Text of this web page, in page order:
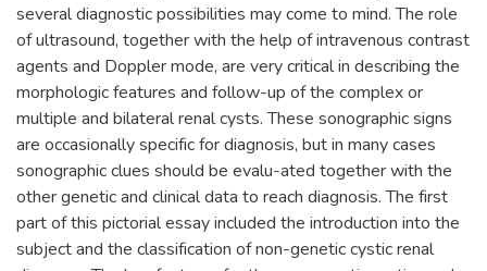
several diagnostic possibilities may come to mind. The role
of ultrasound, together with the help of intravenous contrast
agents and Doppler mode, are very critical in describing the
morphologic features and follow-up of the complex or
multiple and bilateral renal cysts. These sonographic signs
are occasionally specific for diagnosis, but in many cases
sonographic clues should be evalu-ated together with the
other genetic and clinical data to reach diagnosis. The first
part of this pictorial essay included the introduction into the
subject and the classification of non-genetic cystic renal